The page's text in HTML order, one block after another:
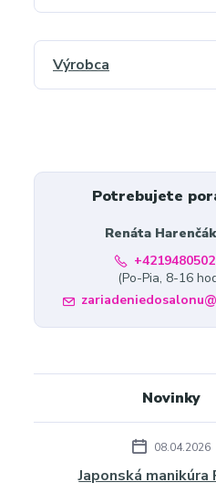
Výrobca
Potrebujete
Renáta
(Po-Pia, 8-16
Novinky
08.04.2026
Japonská manikúra